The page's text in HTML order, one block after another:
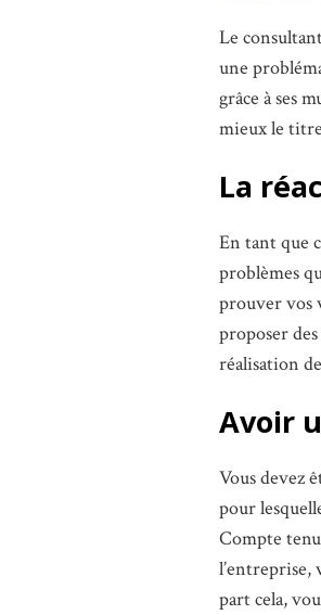
Le
une
grâce à ses
mieux le
La
En tant que
problèmes
prouver vos
proposer
réalisation
Avoir
Vous devez
pour
Compte
part cela,